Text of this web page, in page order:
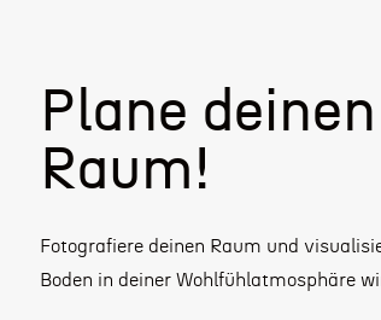
Plane
Raum!
Fotografiere deinen Raum und
Boden in deiner Wohlfühlatmosphäre